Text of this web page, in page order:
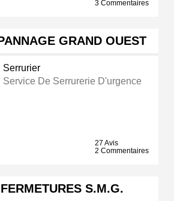
3 Commentaires
GRAND OUEST
Serrurier
Service De Serrurerie D'urgence
27 Avis
2 Commentaires
S.M.G.